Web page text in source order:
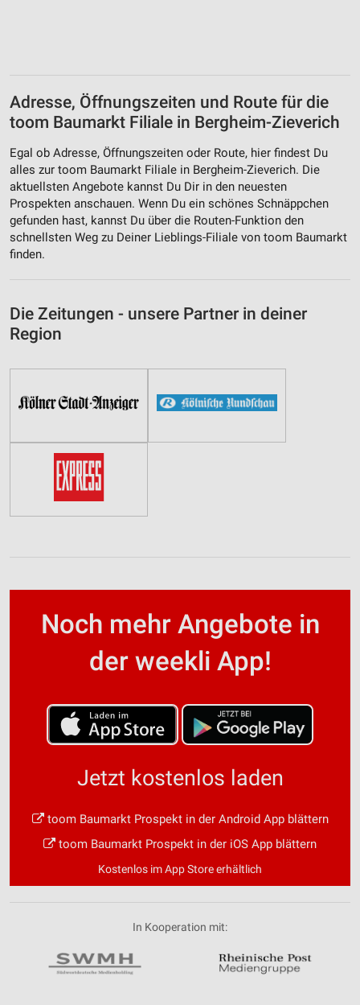
Adresse, Öffnungszeiten und Route für die
toom Baumarkt Filiale in Bergheim-Zieverich
Egal ob Adresse, Öffnungszeiten oder Route, hier findest Du
alles zur toom Baumarkt Filiale in Bergheim-Zieverich. Die
aktuellsten Angebote kannst Du Dir in den neuesten
Prospekten anschauen. Wenn Du ein schönes Schnäppchen
gefunden hast, kannst Du über die Routen-Funktion den
schnellsten Weg zu Deiner Lieblings-Filiale von toom Baumarkt
finden.
Die Zeitungen - unsere Partner in deiner
Region
Noch mehr Angebote in
der weekli App!
Jetzt kostenlos laden
toom Baumarkt Prospekt in der Android App blättern
toom Baumarkt Prospekt in der iOS App blättern
Kostenlos im App Store erhältlich
In Kooperation mit: